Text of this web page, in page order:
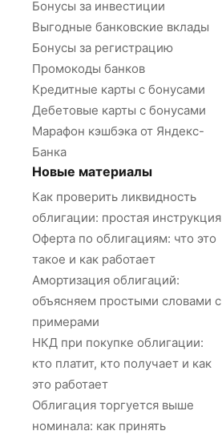
Бонусы за инвестиции
Выгодные банковские вклады
Бонусы за регистрацию
Промокоды банков
Кредитные карты с бонусами
Дебетовые карты с бонусами
Марафон кэшбэка от Яндекс-
Банка
Новые материалы
Как проверить ликвидность
облигации: простая инструкция
Оферта по облигациям: что это
такое и как работает
Амортизация облигаций:
объясняем простыми словами с
примерами
НКД при покупке облигации:
кто платит, кто получает и как
это работает
Облигация торгуется выше
номинала: как принять